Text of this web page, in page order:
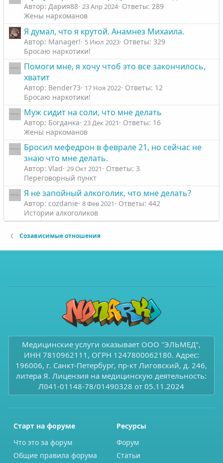
Автор: Дария88 23 Апр 2024 Ответы: 289
Жены наркоманов
Я думал, что я крутой. Анамнез Михаила.
Автор: Manager! 5 Июл 2023 Ответы: 329
Бросаю наркотики!
Помоги мне, я хочу чтоб это все закончилось,
хватит
Автор: Bender73 17 Ноя 2022 Ответы: 12
Бросаю наркотики!
Муж сидит на соли, что мне делать
Автор: Богданка 23 Дек 2021
Ответы: 16
Жены наркоманов
Бросил мефедрон в феврале 21, но сейчас не
знаю что мне делать.
Автор: Vlad 29 Окт 2021
Ответы: 3
Переговорный пункт
Я не запойный алкоголик, что мне делать?
Автор: cozdanie 8 Фев 2021
Ответы: 442
Истории алкоголиков
Созависимые отношения
Медицинские услуги оказывает ООО "ЭЛЬМЕД",
ИНН 7810962111, ОГРН 1247800062180. Адрес:
196006, г. Санкт-Петербург, пр-кт Лиговский, д. 246,
литера Я. Лицензия на медицинскую деятельность:
Л041-01148-78/01490328 от 05.11.2024
Старт на форуме
Что это за форум
Общие правила форума
Ресурсы
Форум
Статьи